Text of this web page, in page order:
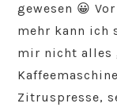
gewesen 😀
mehr kann ich
mir nicht alles
Zitruspresse,